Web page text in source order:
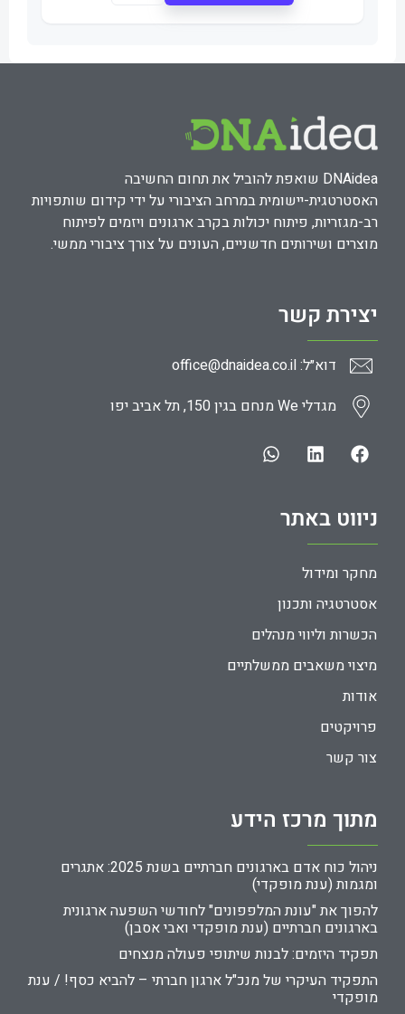
DNAidea שואפת להוביל את תחום החשיבה
האסטרטגית-יישומית במרחב הציבורי על ידי קידום שותפויות
רב-מגזריות, פיתוח יכולות בקרב ארגונים ויזמים לפיתוח
מוצרים ושירותים חדשניים, העונים על צורך ציבורי ממשי.
ניווט באתר
מחקר ומידול
אסטרטגיה ותכנון
הכשרות וליווי מנהלים
מיצוי משאבים ממשלתיים
אודות
פרויקטים
צור קשר
מתוך מרכז הידע
ניהול כוח אדם בארגונים חברתיים בשנת 2025: אתגרים
ומגמות (ענת מופקדי)
להפוך את "עונת המלפפונים" לחודשי השפעה ארגונית
בארגונים חברתיים (ענת מופקדי ואבי אסבן)
תפקיד היזמים: לבנות שיתופי פעולה מנצחים
התפקיד העיקרי של מנכ"ל ארגון חברתי – להביא כסף! / ענת
מופקדי
יצירת קשר
דוא״ל: office@dnaidea.co.il
מגדלי We מנחם בגין 150, תל אביב יפו